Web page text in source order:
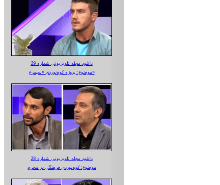
دانلود مجله تلویزیونی شماره 29
موضوع: پروژه کوه‌نوردی «سیمرغ»
دانلود مجله تلویزیونی شماره 28
موضوع: کوه‌نوردی فرهنگی در محرم